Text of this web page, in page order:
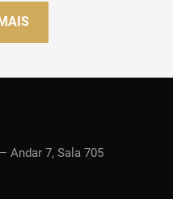
Andar 7, Sala 705